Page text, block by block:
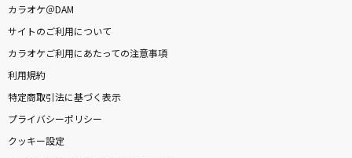
カラオケ＠DAM
サイトのご利用について
カラオケご利用にあたっての注意事項
利用規約
特定商取引法に基づく表示
プライバシーポリシー
クッキー設定